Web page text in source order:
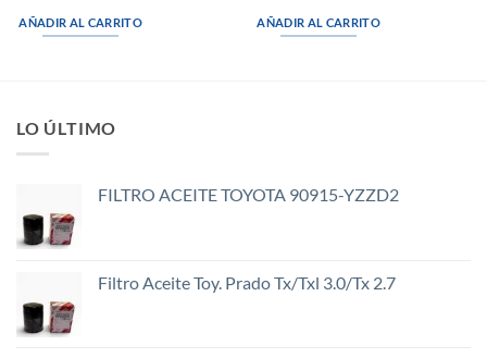
AÑADIR AL CARRITO AÑADIR AL CARRITO
LO ÚLTIMO
FILTRO ACEITE TOYOTA 90915-YZZD2
Filtro Aceite Toy. Prado Tx/Txl 3.0/Tx 2.7